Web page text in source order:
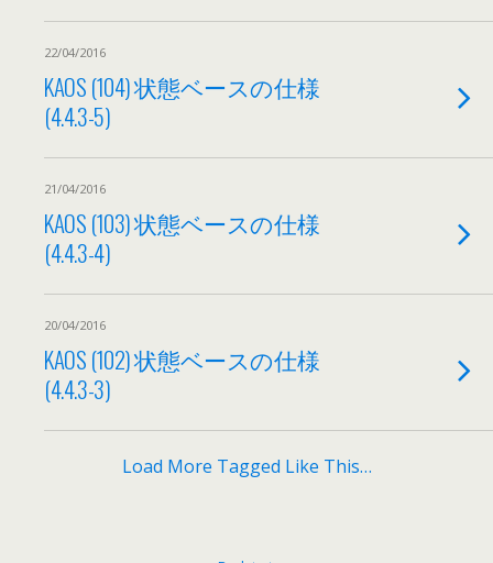
22/04/2016
KAOS (104) 状態ベースの仕様
(4.4.3-5)
21/04/2016
KAOS (103) 状態ベースの仕様
(4.4.3-4)
20/04/2016
KAOS (102) 状態ベースの仕様
(4.4.3-3)
Load More Tagged Like This…